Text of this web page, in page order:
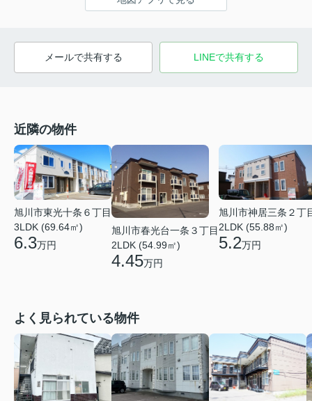
メールで共有する LINEで共有する
近隣の物件
旭川市東光十条６丁目
3LDK (69.64㎡)
6.3万円
旭川市春光台一条３丁目
2LDK (54.99㎡)
4.45万円
旭川市神居三条２丁
2LDK (55.88㎡)
5.2万円
よく見られている物件